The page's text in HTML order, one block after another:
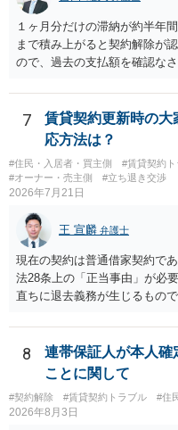
１ヶ月分だけの滞納が約半年
まで積み上がると契約解除が
ので、過去の支払額を確認な
た理由は気になるところです
います。
7
賃貸契約更新時の大
応方法は？
#住民・入居者・買主側 #賃貸契約
#オーナー・売主側
#立ち退き交渉
2026年7月21日
王 宣麟 弁護士
現在の契約は普通借家契約で
法28条上の「正当事由」が必
直ちに退去義務が生じるもの
新たな定期借家契約を締結す
前提であり、借主が同意しな
績、子どもの学校や地域との
などは、借主側の強い居住継
重視される要素ですので、貸
がない限り、更新拒絶が認め
8
連帯保証人が本人確
ことに関して
#契約解除 #賃貸契約トラブル #住
2026年8月3日